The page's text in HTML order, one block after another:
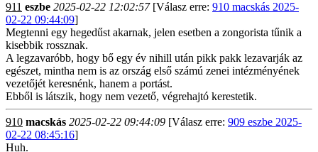
911 eszbe 2025-02-22 12:02:57[Válasz erre: 910 macskás 2025-
02-22 09:44:09]
Megtenni egy hegedűst akarnak, jelen esetben a zongorista tűnik a
kisebbik rossznak.
A legzavaróbb, hogy bő egy év nihill után pikk pakk lezavarják az
egészet, mintha nem is az ország első számú zenei intézményének
vezetőjét keresnénk, hanem a portást.
Ebből is látszik, hogy nem vezető, végrehajtó kerestetik.
910 macskás 2025-02-22 09:44:09 [Válasz erre: 909 eszbe 2025-
02-22 08:45:16]
Huh.